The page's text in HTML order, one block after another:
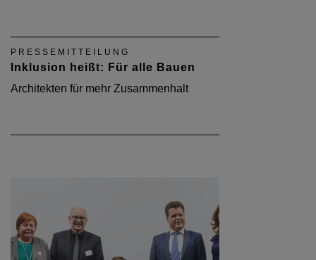
PRESSEMITTEILUNG
Inklusion heißt: Für alle Bauen
Architekten für mehr Zusammenhalt